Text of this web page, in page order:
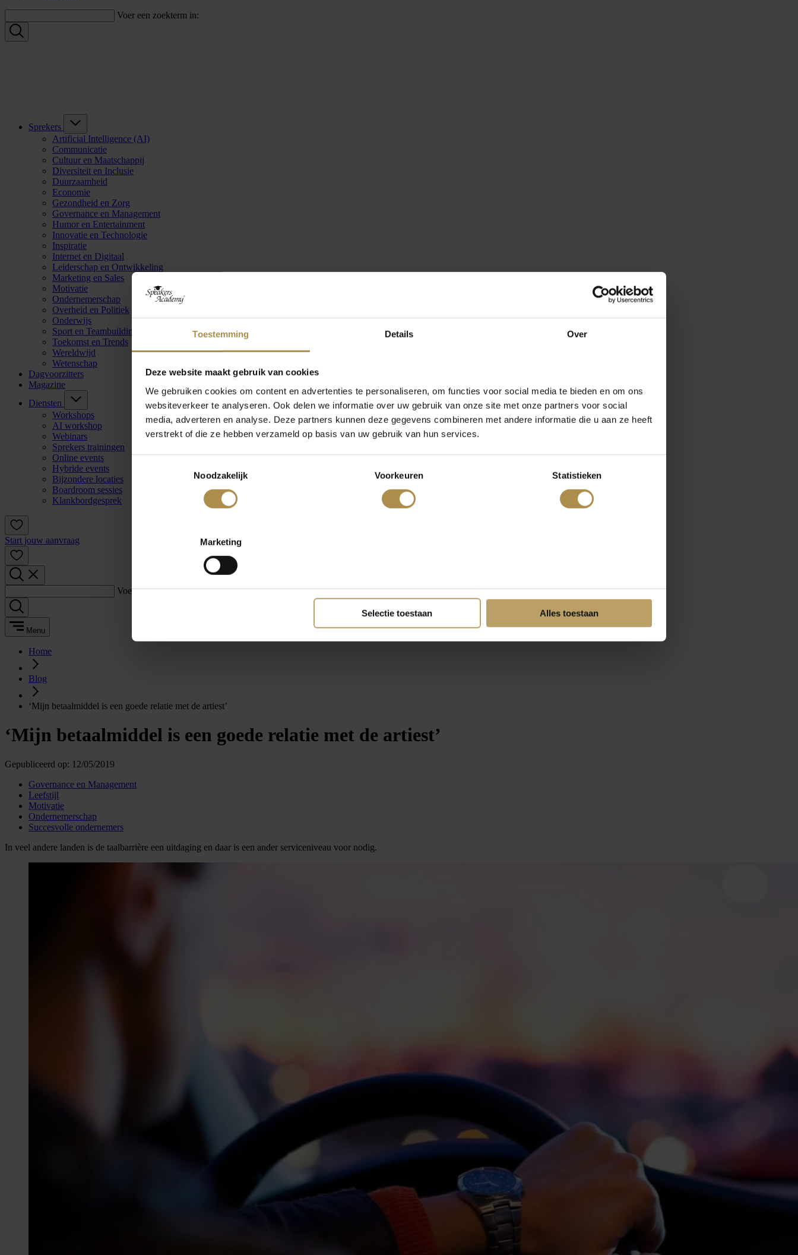
Toestemming Details Over
Deze website maakt gebruik van cookies
We gebruiken cookies om content en advertenties te personaliseren, om functies voor social media te bieden en om ons
websiteverkeer te analyseren. Ook delen we informatie over uw gebruik van onze site met onze partners voor social
media, adverteren en analyse. Deze partners kunnen deze gegevens combineren met andere informatie die u aan ze heeft
verstrekt of die ze hebben verzameld op basis van uw gebruik van hun services.
Noodzakelijk
Voorkeuren Statistieken
Marketing
Selectie toestaan Alles toestaan
Voer een zoekterm in:
Sprekers
Artificial Intelligence (AI)
Communicatie
Cultuur en Maatschappij
Diversiteit en Inclusie
Duurzaamheid
Economie
Gezondheid en Zorg
Governance en Management
Humor en Entertainment
Innovatie en Technologie
Inspiratie
Internet en Digitaal
Leiderschap en Ontwikkeling
Marketing en Sales
Motivatie
Ondernemerschap
Overheid en Politiek
Onderwijs
Sport en Teambuilding
Toekomst en Trends
Wereldwijd
Wetenschap
Dagvoorzitters
Magazine
Diensten
Workshops
AI workshop
Webinars
Sprekers trainingen
Online events
Hybride events
Bijzondere locaties
Boardroom sessies
Klankbordgesprek
Start jouw aanvraag
Voer een zoekterm in:
Menu
Home
Blog
‘Mijn betaalmiddel is een goede relatie met de artiest’
‘Mijn betaalmiddel is een goede relatie met de artiest’
Gepubliceerd op: 12/05/2019
Governance en Management
Leefstijl
Motivatie
Ondernemerschap
Succesvolle ondernemers
In veel andere landen is de taalbarrière een uitdaging en daar is een ander serviceniveau voor nodig.